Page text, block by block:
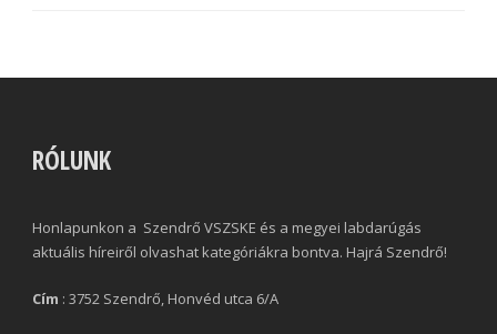
RÓLUNK
Honlapunkon a Szendrő VSZSKE és a megyei labdarúgás
aktuális híreiről olvashat kategóriákra bontva. Hajrá Szendrő!
Cím : 3752 Szendrő, Honvéd utca 6/A